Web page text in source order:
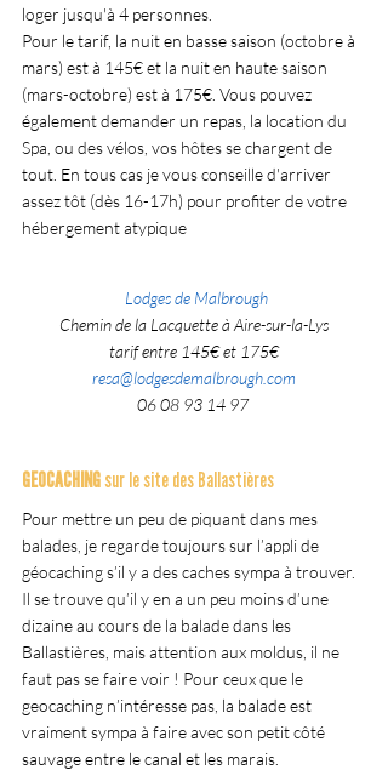
loger jusqu'à 4 personnes.
Pour le tarif, la nuit en basse saison (octobre à
mars) est à 145€ et la nuit en haute saison
(mars-octobre) est à 175€. Vous pouvez
également demander un repas, la location du
Spa, ou des vélos, vos hôtes se chargent de
tout. En tous cas je vous conseille d'arriver
assez tôt (dès 16-17h) pour profiter de votre
hébergement atypique
Lodges de Malbrough
Chemin de la Lacquette à Aire-sur-la-Lys
tarif entre 145€ et 175€
resa@lodgesdemalbrough.com
06 08 93 14 97
GEOCACHING sur le site des Ballastières
Pour mettre un peu de piquant dans mes
balades, je regarde toujours sur l’appli de
géocaching s’il y a des caches sympa à trouver.
Il se trouve qu’il y en a un peu moins d’une
dizaine au cours de la balade dans les
Ballastières, mais attention aux moldus, il ne
faut pas se faire voir ! Pour ceux que le
geocaching n’intéresse pas, la balade est
vraiment sympa à faire avec son petit côté
sauvage entre le canal et les marais.